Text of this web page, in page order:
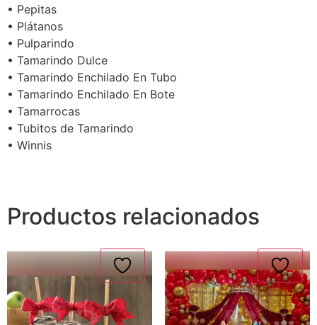
• Pepitas
• Plátanos
• Pulparindo
• Tamarindo Dulce
• Tamarindo Enchilado En Tubo
• Tamarindo Enchilado En Bote
• Tamarrocas
• Tubitos de Tamarindo
• Winnis
Productos relacionados